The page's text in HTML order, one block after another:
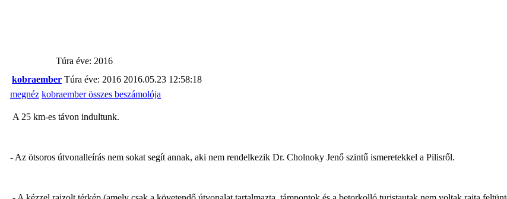
Túra éve: 2016
kobraember Túra éve: 2016 2016.05.23 12:58:18
megnéz kobraember összes beszámolója
A 25 km-es távon indultunk.
- Az ötsoros útvonalleírás nem sokat segít annak, aki nem rendelkezik Dr. Cholnoky Jenő szintű ismeretekkel a Pilisről.